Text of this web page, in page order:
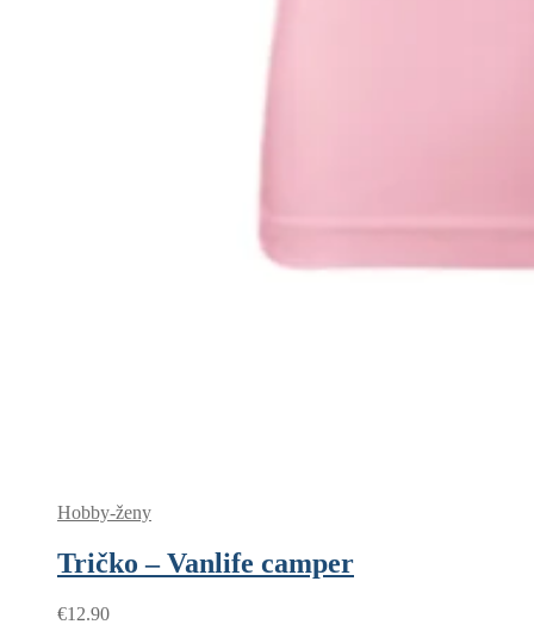
Hobby-ženy
Tričko – Vanlife camper
€12.90